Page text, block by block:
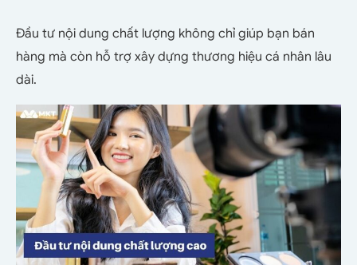
Đầu tư nội dung chất lượng không chỉ giúp bạn bán
hàng mà còn hỗ trợ xây dựng thương hiệu cá nhân lâu
dài.